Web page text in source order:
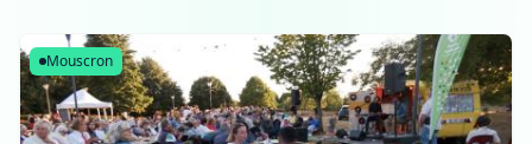
Mouscron